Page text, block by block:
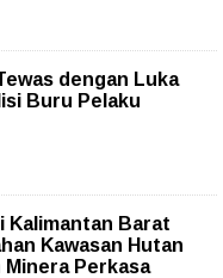
dengan Luka
Buru Pelaku
Kalimantan Barat
Kawasan Hutan
Perkasa